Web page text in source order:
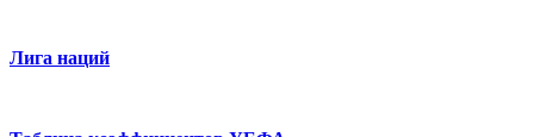
Лига наций